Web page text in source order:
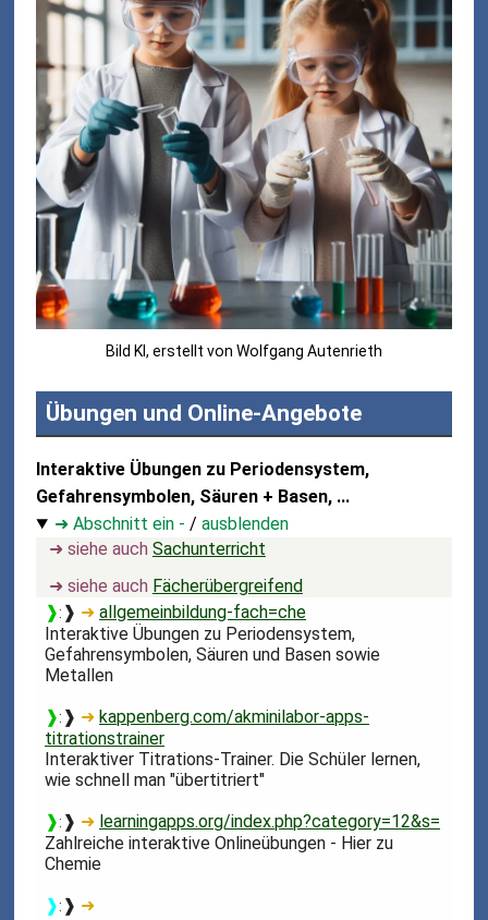
Bild KI, erstellt von Wolfgang Autenrieth
Übungen und Online-Angebote
Interaktive Übungen zu Periodensystem,
Gefahrensymbolen, Säuren + Basen, ...
➜ Abschnitt ein - /ausblenden
➜ siehe auch Sachunterricht
➜ siehe auch Fächerübergreifend
❱: ❱ ➜allgemeinbildung-fach=che
Interaktive Übungen zu Periodensystem,
Gefahrensymbolen, Säuren und Basen sowie
Metallen
❱: ❱ ➜kappenberg.com/akminilabor-apps-
titrationstrainer
Interaktiver Titrations-Trainer. Die Schüler lernen,
wie schnell man "übertitriert"
❱: ❱ ➜ learningapps.org/index.php?category=12&s=
Zahlreiche interaktive Onlineübungen - Hier zu
Chemie
❱: ❱ ➜